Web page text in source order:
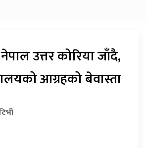
उत्तर कोरिया जाँदै,
आग्रहको बेवास्ता